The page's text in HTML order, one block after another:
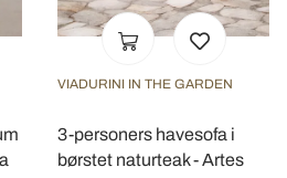
VIADURINI IN THE GARDEN
3-personers havesofa i
børstet naturteak - Artes